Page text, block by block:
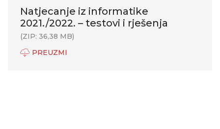
Natjecanje iz informatike
2021./2022. – testovi i rješenja
(ZIP: 36,38 MB)
PREUZMI